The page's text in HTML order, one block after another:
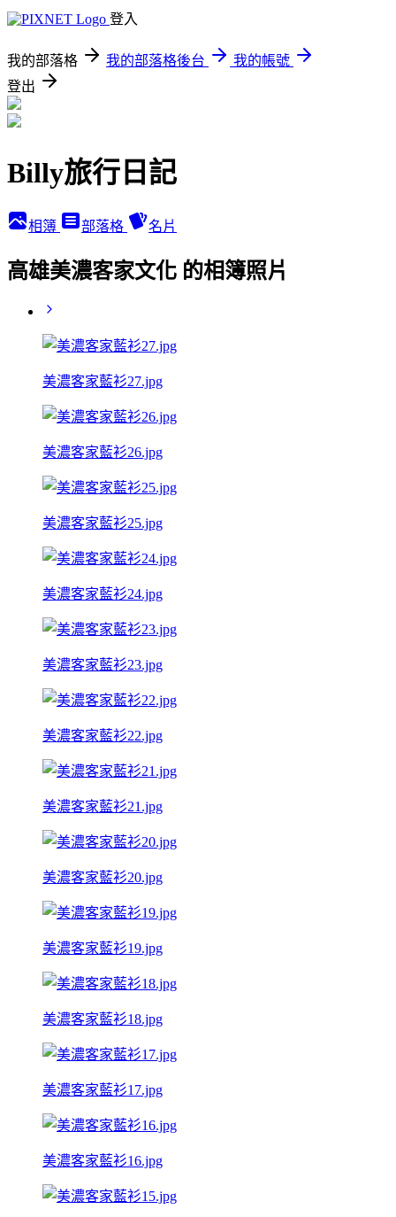
登入
我的部落格 我的部落格後台
我的帳號
登出
Billy旅行日記
相簿 部落格 名片
高雄美濃客家文化 的相簿照片
美濃客家藍衫27.jpg
美濃客家藍衫26.jpg
美濃客家藍衫25.jpg
美濃客家藍衫24.jpg
美濃客家藍衫23.jpg
美濃客家藍衫22.jpg
美濃客家藍衫21.jpg
美濃客家藍衫20.jpg
美濃客家藍衫19.jpg
美濃客家藍衫18.jpg
美濃客家藍衫17.jpg
美濃客家藍衫16.jpg